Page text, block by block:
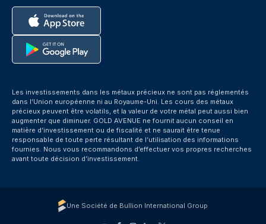
Les investissements dans les métaux précieux ne sont pas réglementés
dans l’Union européenne ni au Royaume-Uni. Les cours des métaux
précieux peuvent être volatils, et la valeur de votre métal peut aussi bien
augmenter que diminuer. GOLD AVENUE ne fournit aucun conseil en
matière d’investissement ou de fiscalité et ne saurait être tenue
responsable de toute perte résultant de l’utilisation des informations
fournies. Nous vous recommandons d’effectuer vos propres recherches
avant toute décision d’investissement.
Une Société de Bullion International Group